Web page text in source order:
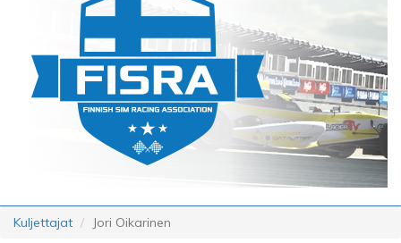
Kuljettajat Jori Oikarinen